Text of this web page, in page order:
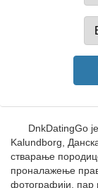
DnkDatingGo
Kalundborg,
стварање
проналажење
фотографији, пар